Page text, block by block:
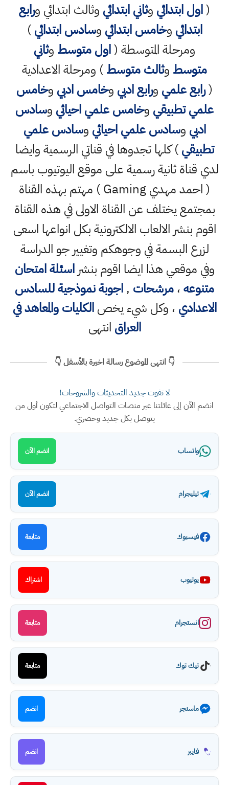
(اول ابتدائي وثاني ابتدائي وثالث ابتدائي ورابع
ابتدائي وخامس ابتدائي وسادس ابتدائي)
ومرحلة المتوسطة (اول متوسط وثاني
متوسط وثالث متوسط) ومرحلة الاعدادية
(رابع علمي ورابع ادبي وخامس ادبي وخامس
علمي تطبيقي وخامس علمي احيائي وسادس
ادبي وسادس علمي احيائي وسادس علمي
تطبيقي) كلها تجدوها في قناتي الرسمية وايضا
لدي قناة ثانية رسمية على موقع اليوتيوب باسم
( احمد مهدي Gaming ) مهتم بهذه القناة
بمجتمع يختلف عن القناة الاولى في هذه القناة
اقوم بنشر الالعاب الالكترونية بكل انواعها اسعى
لزرع البسمة في وجوهكم وتغيير جو الدراسة
وفي موقعي هذا ايضا اقوم بنشراسئلة امتحان
متنوعه،مرشحات ,اجوبة نموذجية للسادس
الاعدادي ، وكل شيء يخصالكليات والمعاهد في
العراق انتهى
👇 انتهى الموضوع رسالة اخيرة بالأسفل 👇
لا تفوت جديد التحديثات والشروحات!
انضم الآن إلى عائلتنا عبر منصات التواصل الاجتماعي لتكون أول من
يتوصل بكل جديد وحصري.
واتساب انضم الآن
تيليجرام انضم الآن
فيسبوك متابعة
يوتيوب اشتراك
انستجرام متابعة
تيك توك متابعة
ماسنجر انضم
فايبر انضم